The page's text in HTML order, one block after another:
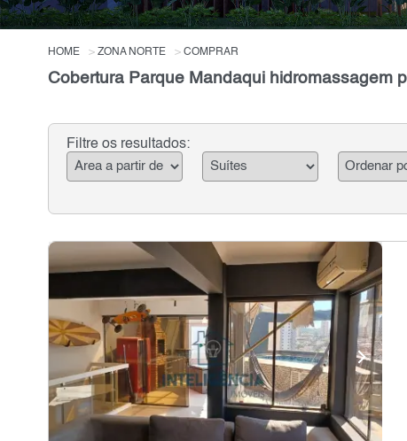
HOME ZONA NORTE COMPRAR
Cobertura Parque Mandaqui hidromassagem
Filtre os resultados: